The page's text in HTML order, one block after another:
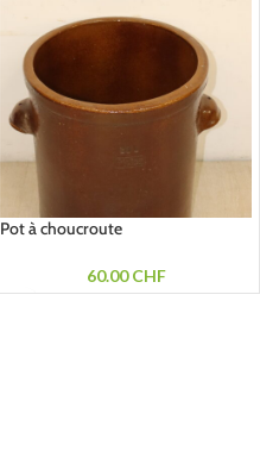
Pot à choucroute
60.00CHF